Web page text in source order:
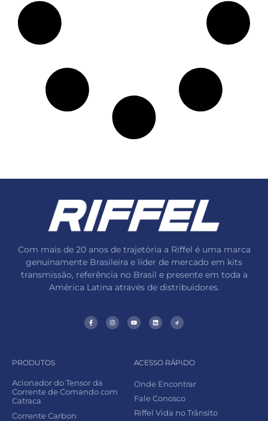
Com mais de 20 anos de trajetória a Riffel é uma marca
genuinamente Brasileira e líder de mercado em kits
transmissão, referência no Brasil e presente em toda a
América Latina através de distribuidores.
PRODUTOS
Acionador do Tensor da
Corrente de Comando com
Catraca
Corrente Carbon
ACESSO RÁPIDO
Onde Encontrar
Fale Conosco
Riffel Vida no Trânsito